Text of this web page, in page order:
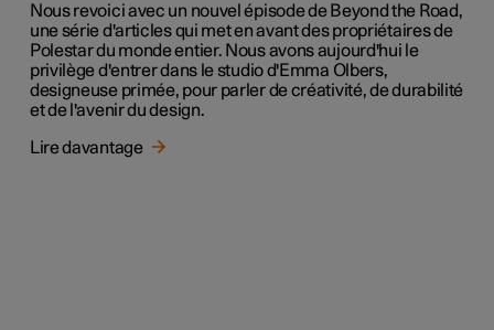
Nous revoici avec un nouvel épisode de Beyond the Road,
une série d'articles qui met en avant des propriétaires de
Polestar du monde entier. Nous avons aujourd'hui le
privilège d'entrer dans le studio d'Emma Olbers,
designeuse primée, pour parler de créativité, de durabilité
et de l'avenir du design.
Lire davantage